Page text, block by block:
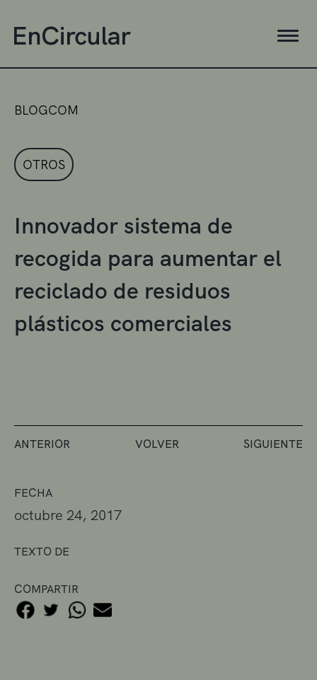
FECHA
octubre 24, 2017
TEXTO DE
COMPARTIR
BLOGCOM
OTROS
Innovador sistema de
recogida para aumentar el
reciclado de residuos
plásticos comerciales
ANTERIOR VOLVER SIGUIENTE